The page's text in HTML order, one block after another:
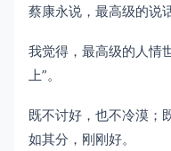
蔡康永说，最高级的说
我觉得，最高级的人情
上”。
既不讨好，也不冷漠；
如其分，刚刚好。